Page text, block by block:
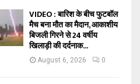
VIDEO : बारिश के बीच फुटबॉल
मैच बना मौत का मैदान, आकाशीय
बिजली गिरने से 24 वर्षीय
खिलाड़ी की दर्दनाक...
August 6, 2026 0